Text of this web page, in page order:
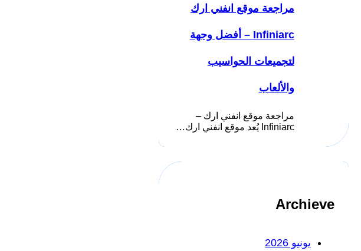
مراجعة موقع انفني ارك
Infiniarc – أفضل وجهة
لتجميعات الحواسيب
والألعاب
مراجعة موقع انفني ارك –
Infiniarc يُعد موقع انفني ارك…
Archieve
يونيو 2026